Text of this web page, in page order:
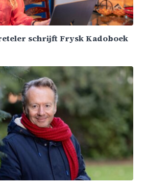
schrijft Frysk Kadoboek